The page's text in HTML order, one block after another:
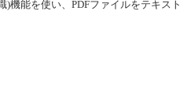
)機能を使い、PDFファイルをテキスト